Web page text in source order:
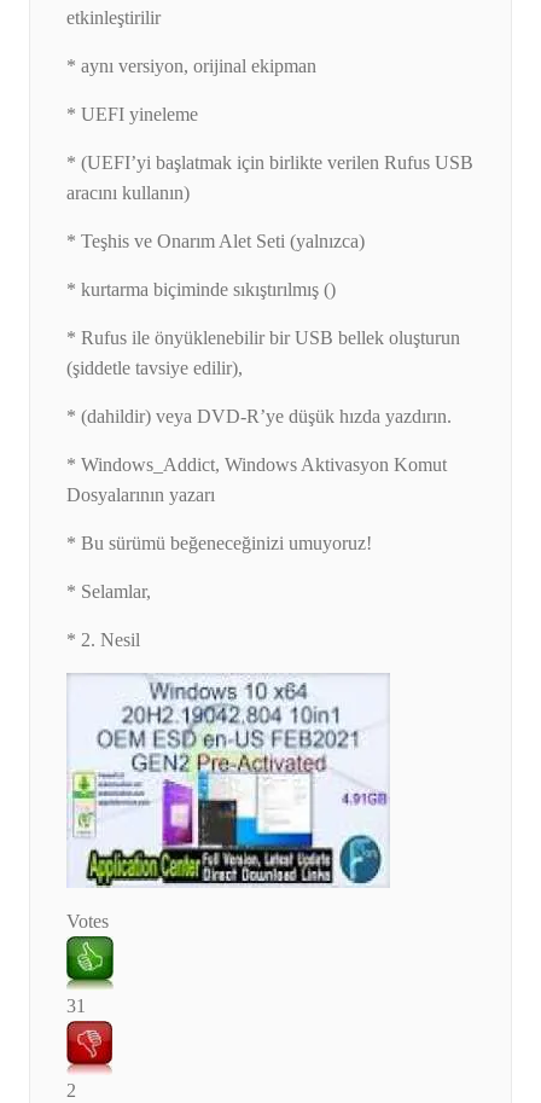
etkinleştirilir
* aynı versiyon, orijinal ekipman
* UEFI yineleme
* (UEFI’yi başlatmak için birlikte verilen Rufus USB
aracını kullanın)
* Teşhis ve Onarım Alet Seti (yalnızca)
* kurtarma biçiminde sıkıştırılmış ()
* Rufus ile önyüklenebilir bir USB bellek oluşturun
(şiddetle tavsiye edilir),
* (dahildir) veya DVD-R’ye düşük hızda yazdırın.
* Windows_Addict, Windows Aktivasyon Komut
Dosyalarının yazarı
* Bu sürümü beğeneceğinizi umuyoruz!
* Selamlar,
* 2. Nesil
Votes
31
2